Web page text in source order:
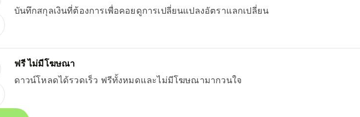
บันทึกสกุลเงินที่ต้องการเพื่อคอยดูการเปลี่ยนแปลงอัตราแลกเปลี่ยน
ฟรี ไม่มีโฆษณา
ดาวน์โหลดได้รวดเร็ว ฟรีทั้งหมดและไม่มีโฆษณามากวนใจ